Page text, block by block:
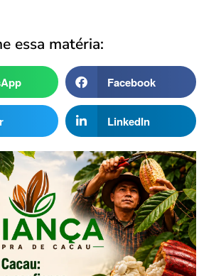
essa matéria:
Facebook
LinkedIn